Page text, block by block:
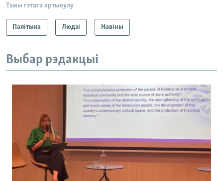
Тэмы гэтага артыкулу
Палітыка Людзі Навіны
Выбар рэдакцыі